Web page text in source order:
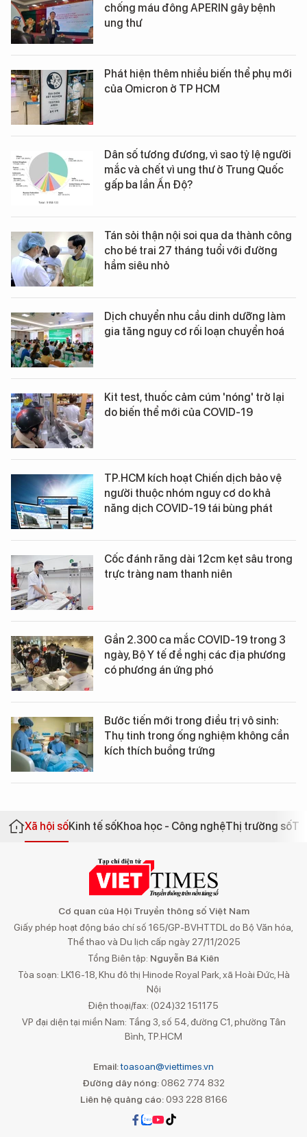
chống máu đông APERIN gây bệnh
ung thư
Phát hiện thêm nhiều biến thể phụ mới
của Omicron ở TP HCM
Dân số tương đương, vì sao tỷ lệ người
mắc và chết vì ung thư ở Trung Quốc
gấp ba lần Ấn Độ?
Tán sỏi thận nội soi qua da thành công
cho bé trai 27 tháng tuổi với đường
hầm siêu nhỏ
Dịch chuyển nhu cầu dinh dưỡng làm
gia tăng nguy cơ rối loạn chuyển hoá
Kit test, thuốc cảm cúm 'nóng' trở lại
do biến thể mới của COVID-19
TP.HCM kích hoạt Chiến dịch bảo vệ
người thuộc nhóm nguy cơ do khả
năng dịch COVID-19 tái bùng phát
Cốc đánh răng dài 12cm kẹt sâu trong
trực tràng nam thanh niên
Gần 2.300 ca mắc COVID-19 trong 3
ngày, Bộ Y tế đề nghị các địa phương
có phương án ứng phó
Bước tiến mới trong điều trị vô sinh:
Thụ tinh trong ống nghiệm không cần
kích thích buồng trứng
Xã hội sốKinh tế sốKhoa học - Công nghệThị trường số
Cơ quan của Hội Truyền thông số Việt Nam
Giấy phép hoạt động báo chí số 165/GP-BVHTTDL do Bộ Văn hóa,
Thể thao và Du lịch cấp ngày 27/11/2025
Tổng Biên tập: Nguyễn Bá Kiên
Tòa soạn: LK16-18, Khu đô thị Hinode Royal Park, xã Hoài Đức, Hà
Nội
Điện thoại/fax: (024)32 151175
VP đại diện tại miền Nam: Tầng 3, số 54, đường C1, phường Tân
Bình, TP.HCM
Email:toasoan@viettimes.vn
Đường dây nóng: 0862 774 832
Liên hệ quảng cáo:093 228 8166